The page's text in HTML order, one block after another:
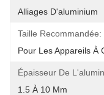
Alliages D'aluminium
Taille Recommandée:
Pour Les Appareils À
Épaisseur De
1.5 À 10 Mm